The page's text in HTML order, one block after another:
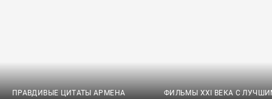
ПРАВДИВЫЕ ЦИТАТЫ АРМЕНА
ФИЛЬМЫ XXI ВЕКА С